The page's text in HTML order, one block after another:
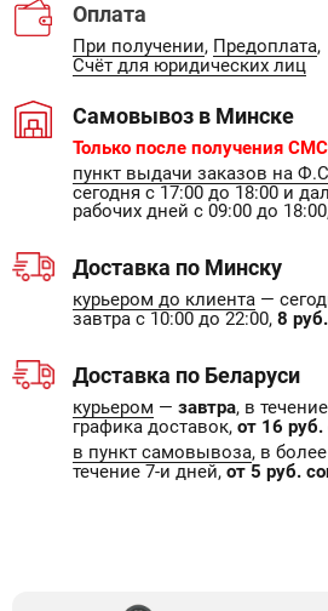
Оплата
При получении, Предоплата,
Счёт для юридических лиц
Самовывоз в Минске
Только после получения СМС
пункт выдачи заказов на
сегодня с 17:00 до 18:00 и
рабочих дней с 09:00 до
Доставка по Минску
курьером до клиента —
завтра с 10:00 до 22:00, 8 руб.
Доставка по Беларуси
курьером — завтра, в
графика доставок, от 16
в пункт самовывоза, в
течение 7-и дней, от 5 руб.